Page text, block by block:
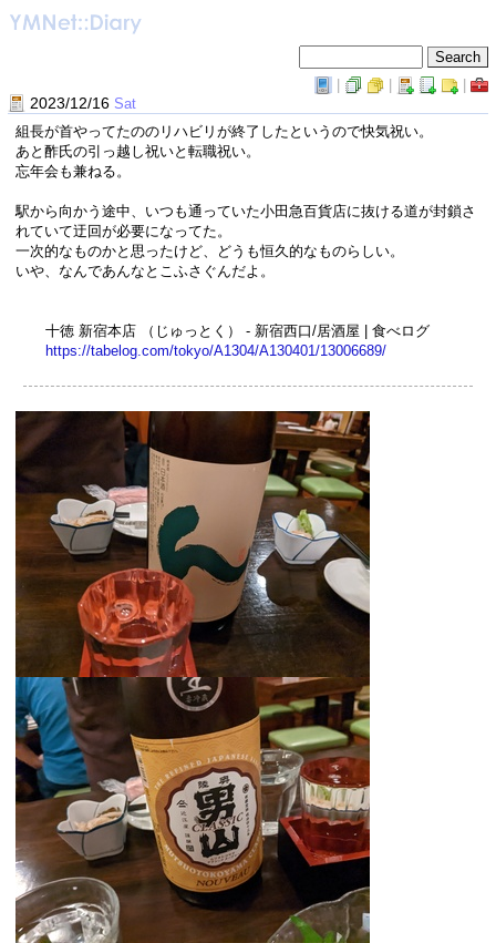
| | |
2023/12/16 Sat
組長が首やってたののリハビリが終了したというので快気祝い。
あと酢氏の引っ越し祝いと転職祝い。
忘年会も兼ねる。
駅から向かう途中、いつも通っていた小田急百貨店に抜ける道が封鎖さ
れていて迂回が必要になってた。
一次的なものかと思ったけど、どうも恒久的なものらしい。
いや、なんであんなとこふさぐんだよ。
十徳 新宿本店 （じゅっとく） - 新宿西口/居酒屋 | 食べログ
https://tabelog.co​m/tokyo/A1304/A130401/13006689/